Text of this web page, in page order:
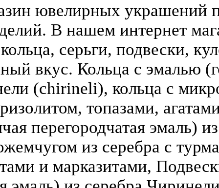
ювелирных украшений
В нашем интернет
серьги, подвески,
вкус. Кольца с эмалью
(chirineli), кольца с
топазами,
перегородчатая эмаль)
из серебра с
и марказитами,